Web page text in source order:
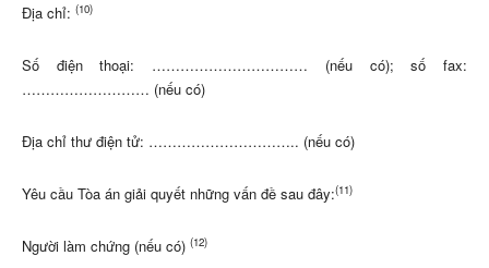
Địa chỉ: (10)
Số điện thoại: …………………………… (nếu có); số fax:
……………………… (nếu có)
Địa chỉ thư điện tử: ………………………….. (nếu có)
Yêu cầu Tòa án giải quyết những vấn đề sau đây:(11)
Người làm chứng (nếu có) (12)